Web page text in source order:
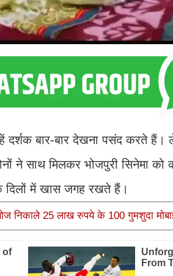
दर्शक बार-बार देखना पसंद करते हैं।
ने साथ मिलकर भोजपुरी सिनेमा को
में खास जगह रखते हैं।
निकाले 25 लाख रुपये के 100 गुमशुदा